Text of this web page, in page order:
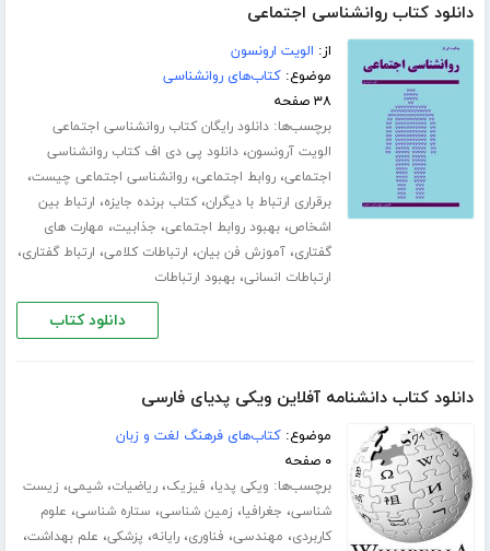
دانلود کتاب روانشناسی اجتماعی
از: الویت ارونسون
موضوع:کتاب‌های روانشناسی
۳۸ صفحه
برچسب‌ها:دانلود رایگان کتاب روانشناسی اجتماعی
الویت آرونسون،دانلود پی دی اف کتاب روانشناسی
اجتماعی،روابط اجتماعی،روانشناسی اجتماعی چیست،
برقراری ارتباط با دیگران،کتاب برنده جایزه، ارتباط بین
اشخاص،بهبود روابط اجتماعی، جذابیت، مهارت های
گفتاری،آموزش فن بیان، ارتباطات کلامی، ارتباط گفتاری،
ارتباطات انسانی،بهبود ارتباطات
دانلود کتاب
دانلود کتاب دانشنامه آفلاین ویکی پدیای فارسی
موضوع:کتاب‌های فرهنگ لغت و زبان
۰ صفحه
برچسب‌ها: ویکی پدیا، فیزیک،ریاضیات،شیمی، زیست
شناسی، جغرافیا، زمین شناسی، ستاره شناسی، علوم
کاربردی، مهندسی، فناوری،رایانه، پزشکی، علم بهداشت،